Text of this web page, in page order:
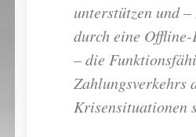
unterstützen und
durch eine
– die
Zahlungsverkehrs
Krisensituationen